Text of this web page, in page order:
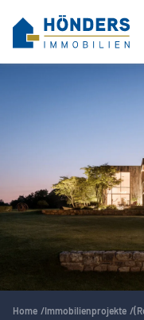
Home Immobilienprojekte